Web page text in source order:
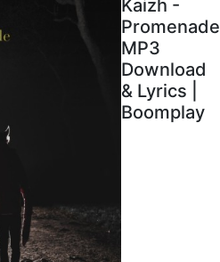
Kaizh -
Promenade
MP3
Download
& Lyrics |
Boomplay